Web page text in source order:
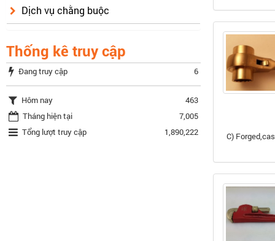
Dịch vụ chằng buộc
Thống kê truy cập
Đang truy cập 6
Hôm nay
463
Tháng hiện tại
7,005
Tổng lượt truy cập
1,890,222
C)